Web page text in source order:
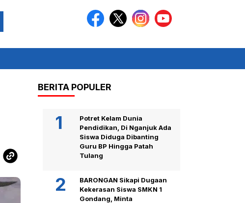
BERITA POPULER
Potret Kelam Dunia
Pendidikan, Di Nganjuk Ada
Siswa Diduga Dibanting
Guru BP Hingga Patah
Tulang
BARONGAN Sikapi Dugaan
Kekerasan Siswa SMKN 1
Gondang, Minta